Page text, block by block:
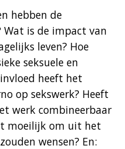
hebben de
Wat is de impact van
leven? Hoe
seksuele en
heeft het
op sekswerk? Heeft
werk combineerbaar
moeilijk om uit het
wensen? En: